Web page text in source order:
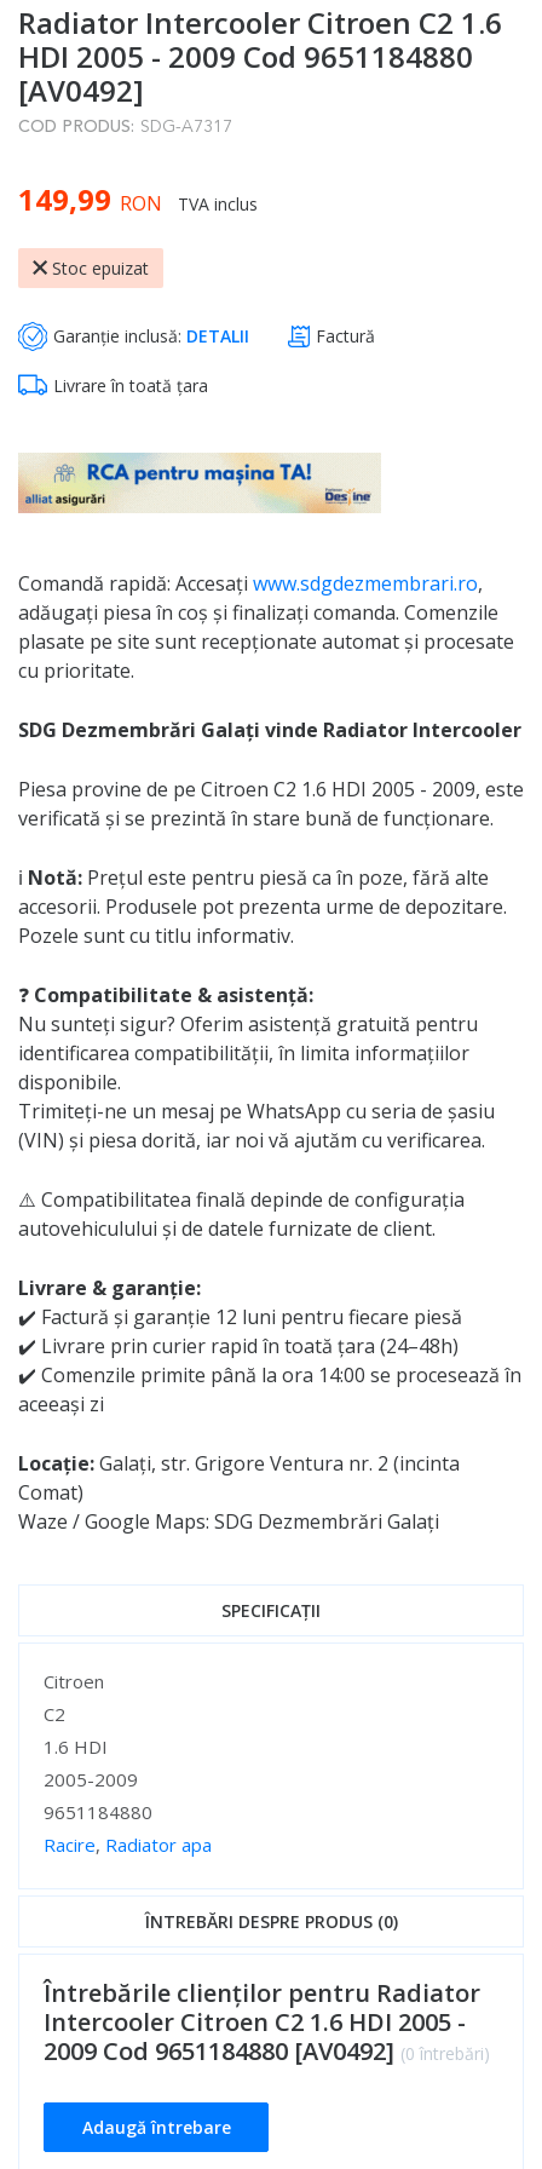
to
the
beginning
of
the
gallery
Radiator Intercooler Citroen C2 1.6
HDI 2005 - 2009 Cod 9651184880
[AV0492]
COD PRODUS: SDG-A7317
149,99 RON TVA inclus
Stoc epuizat
Garanție inclusă: DETALII Factură
Livrare în toată țara
Comandă rapidă: Accesați www.sdgdezmembrari.ro,
adăugați piesa în coș și finalizați comanda. Comenzile
plasate pe site sunt recepționate automat și procesate
cu prioritate.
SDG Dezmembrări Galați vinde Radiator Intercooler
Piesa provine de pe Citroen C2 1.6 HDI 2005 - 2009, este
verificată și se prezintă în stare bună de funcționare.
ℹ️ Notă: Prețul este pentru piesă ca în poze, fără alte
accesorii. Produsele pot prezenta urme de depozitare.
Pozele sunt cu titlu informativ.
❓ Compatibilitate & asistență:
Nu sunteți sigur? Oferim asistență gratuită pentru
identificarea compatibilității, în limita informațiilor
disponibile.
Trimiteți-ne un mesaj pe WhatsApp cu seria de șasiu
(VIN) și piesa dorită, iar noi vă ajutăm cu verificarea.
⚠️ Compatibilitatea finală depinde de configurația
autovehiculului și de datele furnizate de client.
Livrare & garanție:
✔️ Factură și garanție 12 luni pentru fiecare piesă
✔️ Livrare prin curier rapid în toată țara (24–48h)
✔️ Comenzile primite până la ora 14:00 se procesează în
aceeași zi
Locație:Galați, str. Grigore Ventura nr. 2 (incinta
Comat)
Waze / Google Maps: SDG Dezmembrări Galați
SPECIFICAȚII
Specificații
Citroen
C2
1.6 HDI
2005-2009
9651184880
Racire, Radiator apa
ÎNTREBĂRI DESPRE PRODUS (0)
Întrebările clienților pentru Radiator
Intercooler Citroen C2 1.6 HDI 2005 -
2009 Cod 9651184880 [AV0492] (0 întrebări)
Adaugă întrebare